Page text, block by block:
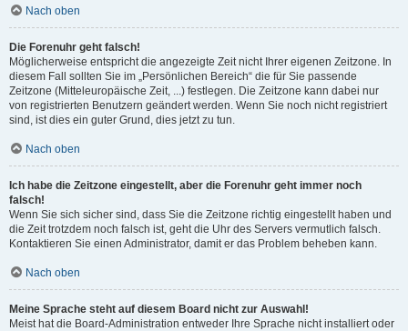
Nach oben
Die Forenuhr geht falsch!
Möglicherweise entspricht die angezeigte Zeit nicht Ihrer eigenen Zeitzone. In
diesem Fall sollten Sie im „Persönlichen Bereich“ die für Sie passende
Zeitzone (Mitteleuropäische Zeit, ...) festlegen. Die Zeitzone kann dabei nur
von registrierten Benutzern geändert werden. Wenn Sie noch nicht registriert
sind, ist dies ein guter Grund, dies jetzt zu tun.
Nach oben
Ich habe die Zeitzone eingestellt, aber die Forenuhr geht immer noch
falsch!
Wenn Sie sich sicher sind, dass Sie die Zeitzone richtig eingestellt haben und
die Zeit trotzdem noch falsch ist, geht die Uhr des Servers vermutlich falsch.
Kontaktieren Sie einen Administrator, damit er das Problem beheben kann.
Nach oben
Meine Sprache steht auf diesem Board nicht zur Auswahl!
Meist hat die Board-Administration entweder Ihre Sprache nicht installiert oder